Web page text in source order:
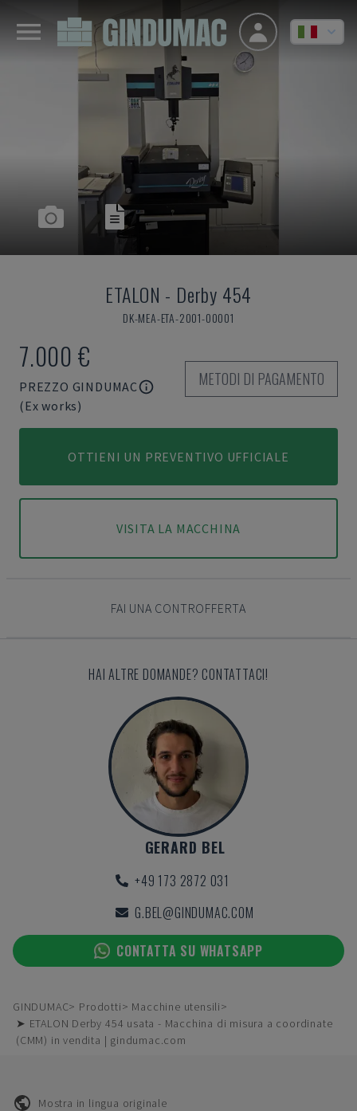
ETALON - Derby 454
DK-MEA-ETA-2001-00001
7.000 €
PREZZO GINDUMAC
(Ex works)
METODI DI PAGAMENTO
OTTIENI UN PREVENTIVO UFFICIALE
VISITA LA MACCHINA
FAI UNA CONTROFFERTA
HAI ALTRE DOMANDE? CONTATTACI!
GERARD BEL
+49 173 2872 031
G.BEL@GINDUMAC.COM
CONTATTA SU WHATSAPP
GINDUMAC Prodotti
Macchine utensili
➤ ETALON Derby 454 usata - Macchina di misura a coordinate
(CMM) in vendita | gindumac.com
Mostra in lingua originale